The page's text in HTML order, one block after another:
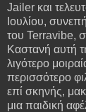
Jailer και
Ιουλίου,
του Terravibe,
Καστανή αυτή
λιγότερο
περισσότερο
επί σκηνής,
μια παιδική